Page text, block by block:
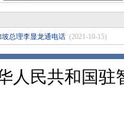
坡总理李显龙通电话 (2021-10-15)
人民共和国驻